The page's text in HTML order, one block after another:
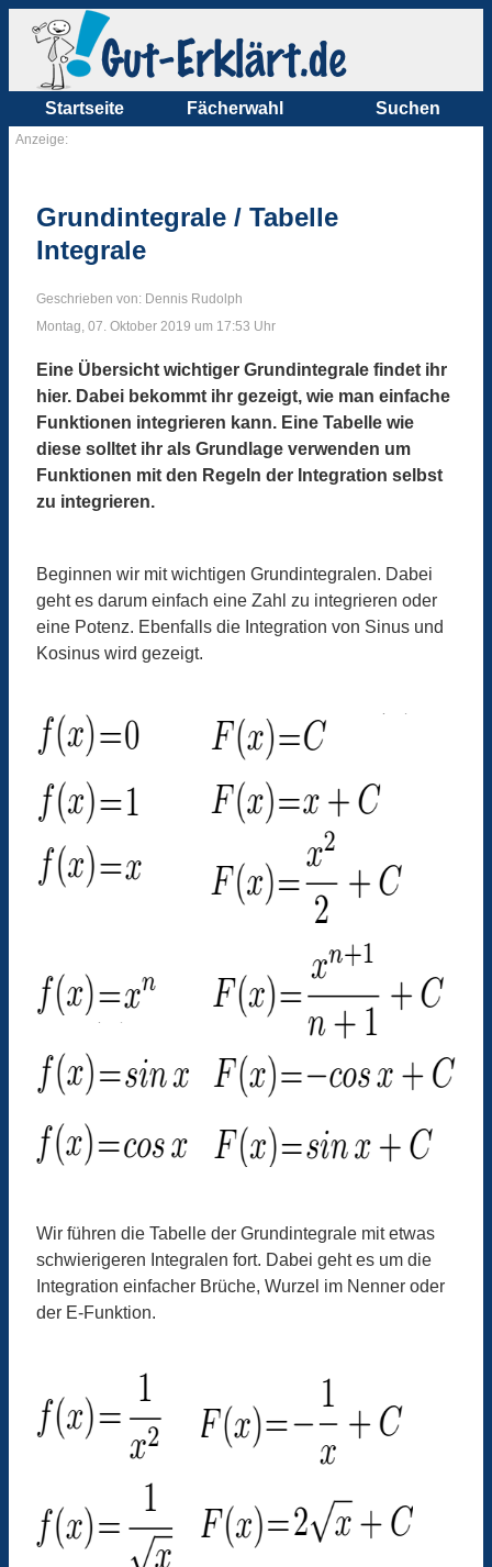
Startseite Fächerwahl Suchen
Anzeige:
Grundintegrale / Tabelle
Integrale
Geschrieben von: Dennis Rudolph
Montag, 07. Oktober 2019 um 17:53 Uhr
Eine Übersicht wichtiger Grundintegrale findet ihr
hier. Dabei bekommt ihr gezeigt, wie man einfache
Funktionen integrieren kann. Eine Tabelle wie
diese solltet ihr als Grundlage verwenden um
Funktionen mit den Regeln der Integration selbst
zu integrieren.
Beginnen wir mit wichtigen Grundintegralen. Dabei
geht es darum einfach eine Zahl zu integrieren oder
eine Potenz. Ebenfalls die Integration von Sinus und
Kosinus wird gezeigt.
Wir führen die Tabelle der Grundintegrale mit etwas
schwierigeren Integralen fort. Dabei geht es um die
Integration einfacher Brüche, Wurzel im Nenner oder
der E-Funktion.